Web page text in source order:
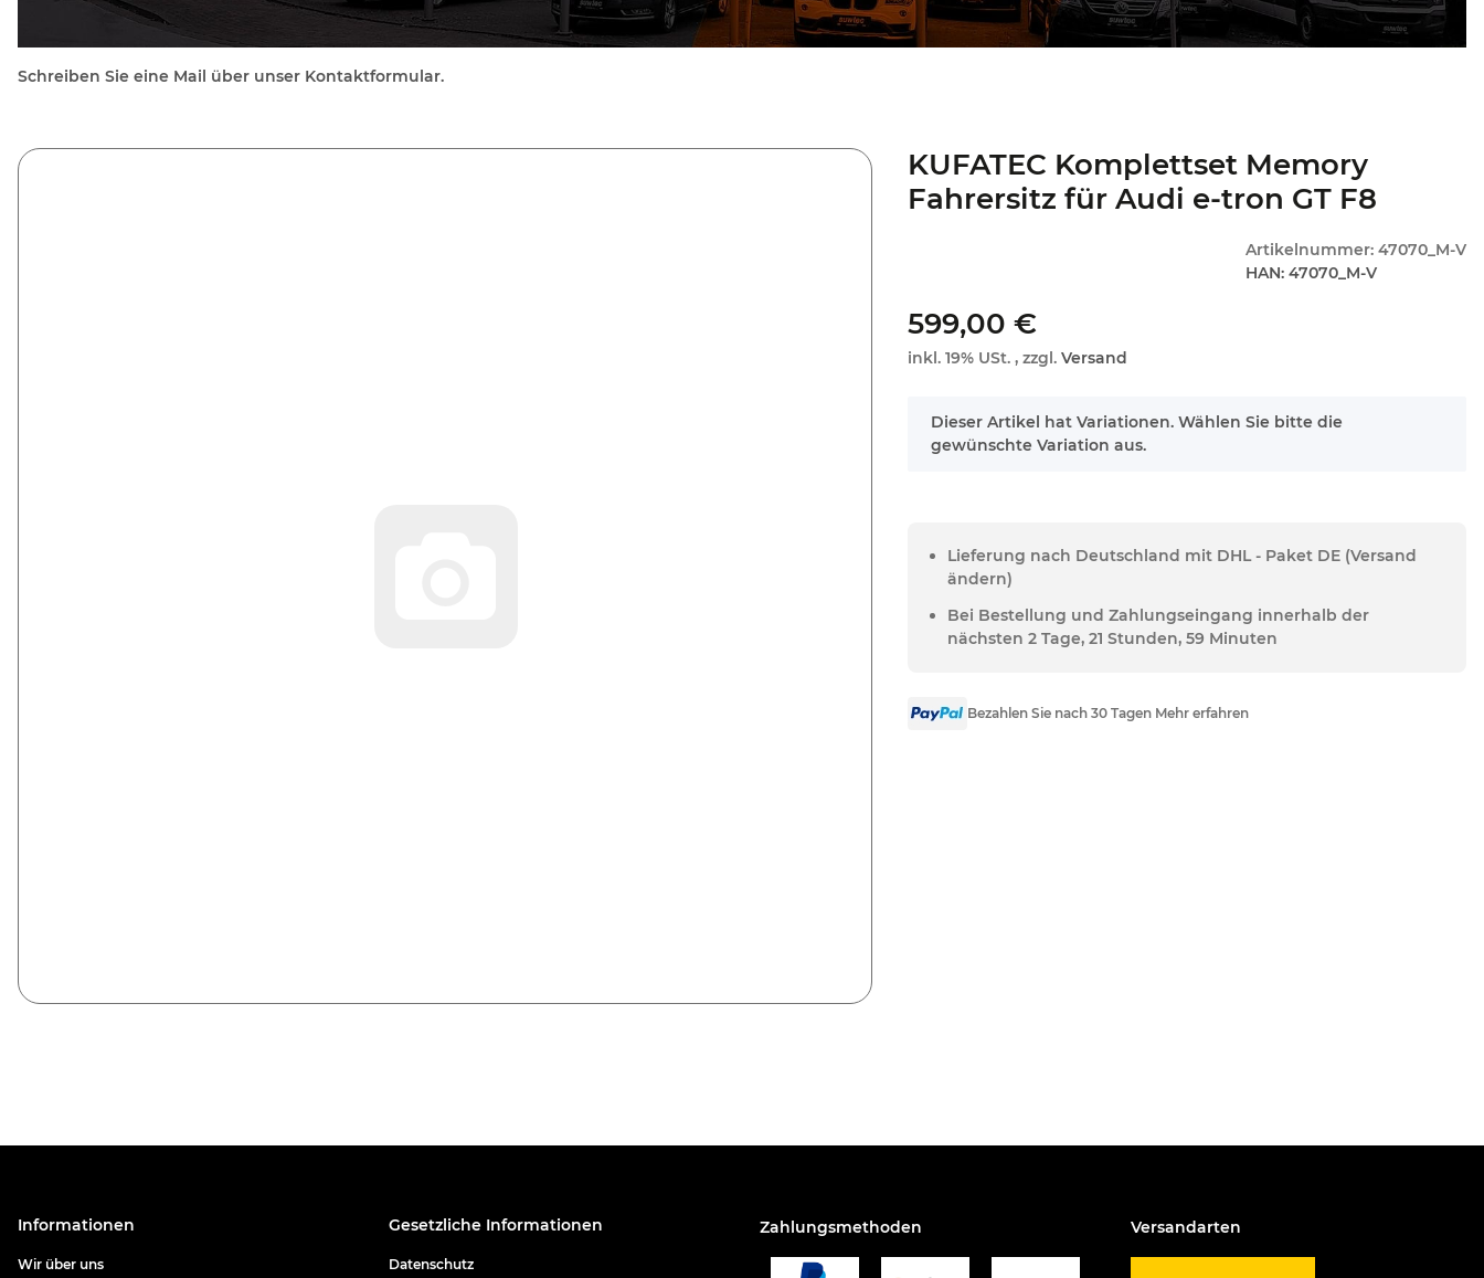
Schreiben Sie eine Mail über unser Kontaktformular.
KUFATEC Komplettset Memory
Fahrersitz für Audi e-tron GT F8
Artikelnummer: 47070_M-V
HAN: 47070_M-V
599,00 €
inkl. 19% USt. , zzgl.Versand
x
Dieser Artikel hat Variationen. Wählen Sie bitte die
gewünschte Variation aus.
Lieferung nach Deutschland mit DHL - Paket DE (Versand
ändern)
Bei Bestellung und Zahlungseingang innerhalb der
nächsten 2 Tage, 21 Stunden, 59 Minuten
Bezahlen Sie nach 30 Tagen Mehr erfahren
Informationen
Wir über uns
Gesetzliche Informationen
Datenschutz
Zahlungsmethoden Versandarten